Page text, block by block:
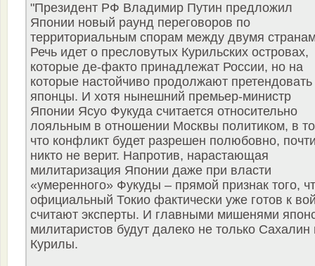
"Президент РФ Владимир Путин предложил
Японии новый раунд переговоров по
территориальным спорам между двумя
Речь идет о пресловутых Курильских островах,
которые де-факто принадлежат России, но на
которые настойчиво продолжают претендовать
японцы. И хотя нынешний премьер-министр
Японии Ясуо Фукуда считается относительно
лояльным в отношении Москвы политиком, в
что конфликт будет разрешен полюбовно,
никто не верит. Напротив, нарастающая
милитаризация Японии даже при власти
«умеренного» Фукуды – прямой признак того,
официальный Токио фактически уже готов к
считают эксперты. И главными мишенями
милитаристов будут далеко не только Сахалин
Курилы.